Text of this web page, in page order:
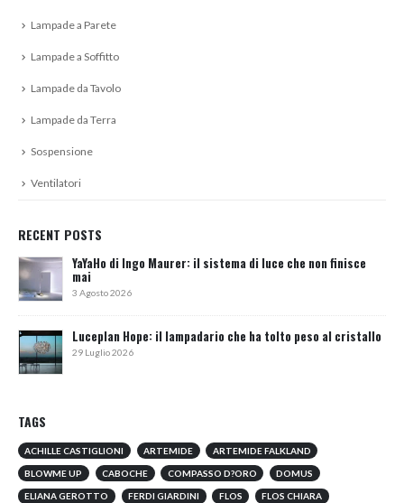
Lampade a Parete
Lampade a Soffitto
Lampade da Tavolo
Lampade da Terra
Sospensione
Ventilatori
RECENT POSTS
YaYaHo di Ingo Maurer: il sistema di luce che non finisce
mai
3 Agosto 2026
Luceplan Hope: il lampadario che ha tolto peso al cristallo
29 Luglio 2026
TAGS
ACHILLE CASTIGLIONI ARTEMIDE ARTEMIDE FALKLAND
BLOWME UP CABOCHE COMPASSO D?ORO DOMUS
ELIANA GEROTTO FERDI GIARDINI FLOS FLOS CHIARA